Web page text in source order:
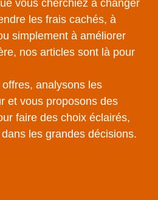
vous cherchiez à changer
les frais cachés, à
simplement à améliorer
nos articles sont là pour
analysons les
et vous proposons des
faire des choix éclairés,
les grandes décisions.